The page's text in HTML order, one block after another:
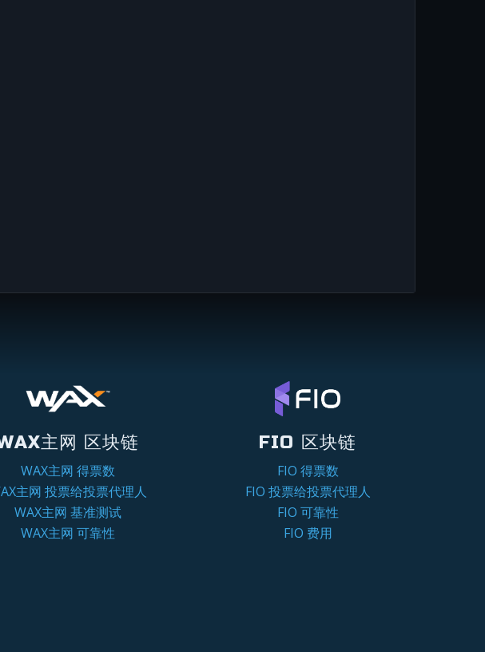
主网 区块链
WAX主网 得票数
主网 投票给投票代理人
WAX主网 基准测试
WAX主网 可靠性
FIO 区块链
FIO 得票数
FIO 投票给投票代理人
FIO 可靠性
FIO 费用